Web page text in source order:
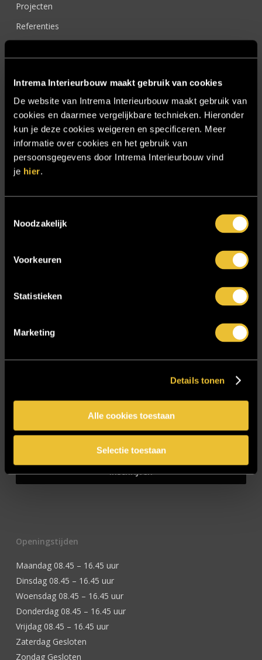
Intrema Interieurbouw maakt gebruik van cookies
De website van Intrema Interieurbouw maakt gebruik van
cookies en daarmee vergelijkbare technieken. Hieronder
kun je deze cookies weigeren en specificeren. Meer
informatie over cookies en het gebruik van
persoonsgegevens door Intrema Interieurbouw vind
je hier.
Noodzakelijk
Voorkeuren
Statistieken
Marketing
Details tonen
Alle cookies toestaan
Selectie toestaan
Projecten
Referenties
Showroom
SIDN
Trebbe MiddenWest
TV lift
Twentsch Hooratelier
Zakelijk
Openingstijden
Maandag 08.45 – 16.45 uur
Dinsdag 08.45 – 16.45 uur
Woensdag 08.45 – 16.45 uur
Donderdag 08.45 – 16.45 uur
Vrijdag 08.45 – 16.45 uur
Zaterdag Gesloten
Zondag Gesloten